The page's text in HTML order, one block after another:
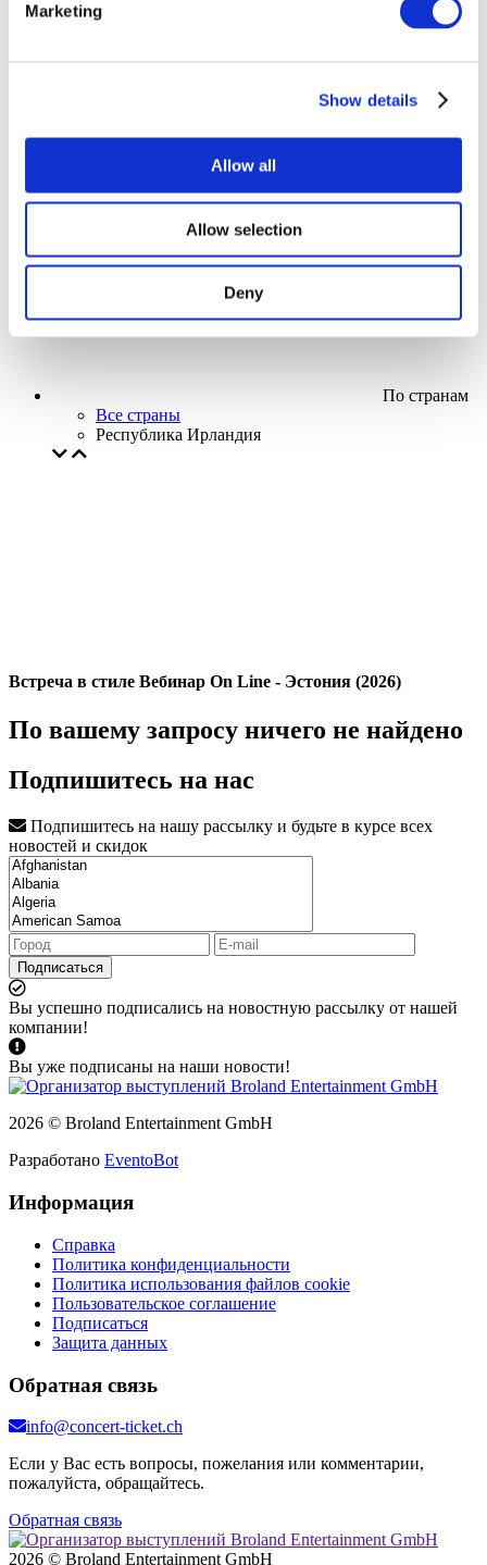
Marketing
Show details
Allow all
Allow selection
Deny
Творческий вечер
Наше спецпредложение
Применить
По странам
Все страны
Республика Ирландия
Встреча в стиле Вебинар On Line - Эстония (2026)
По вашему запросу ничего не найдено
Подпишитесь на нас
Подпишитесь на нашу рассылку и будьте в курсе всех
новостей и скидок
Подписаться
Вы успешно подписались на новостную рассылку от нашей
компании!
Вы уже подписаны на наши новости!
2026 © Broland Entertainment GmbH
Разработано EventoBot
Информация
Справка
Политика конфиденциальности
Политика использования файлов cookie
Пользовательское соглашение
Подписаться
Защита данных
Обратная связь
info@concert-ticket.ch
Если у Вас есть вопросы, пожелания или комментарии,
пожалуйста, обращайтесь.
Обратная связь
2026 © Broland Entertainment GmbH